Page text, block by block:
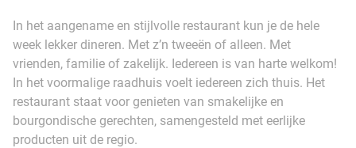
In het aangename en stijlvolle restaurant kun je de hele
week lekker dineren. Met z’n tweeën of alleen. Met
vrienden, familie of zakelijk. Iedereen is van harte welkom!
In het voormalige raadhuis voelt iedereen zich thuis. Het
restaurant staat voor genieten van smakelijke en
bourgondische gerechten, samengesteld met eerlijke
producten uit de regio.